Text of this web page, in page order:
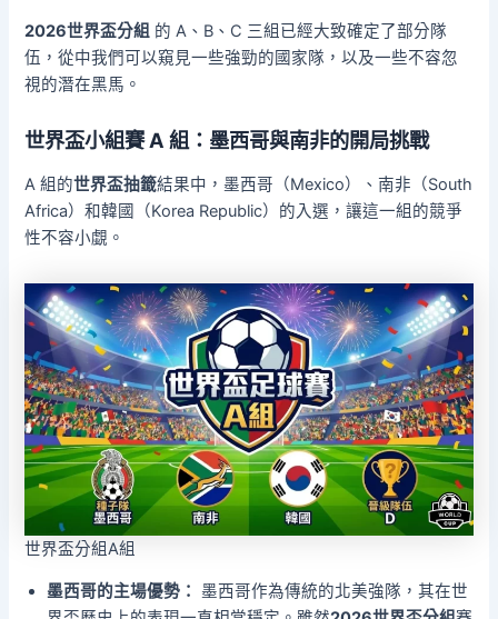
2026世界盃分組 的 A、B、C 三組已經大致確定了部分隊
伍，從中我們可以窺見一些強勁的國家隊，以及一些不容忽
視的潛在黑馬。
世界盃小組賽 A 組：墨西哥與南非的開局挑戰
A 組的世界盃抽籤結果中，墨西哥（Mexico）、南非（South
Africa）和韓國（Korea Republic）的入選，讓這一組的競爭
性不容小覷。
世界盃分組A組
墨西哥的主場優勢： 墨西哥作為傳統的北美強隊，其在世